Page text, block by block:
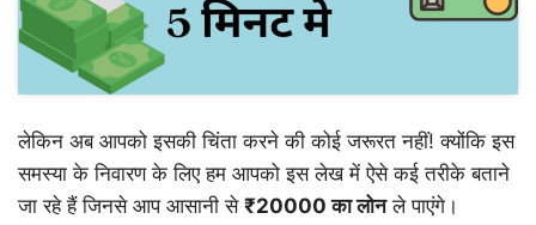
लेकिन अब आपको इसकी चिंता करने की कोई जरूरत नहीं! क्योंकि इस
समस्या के निवारण के लिए हम आपको इस लेख में ऐसे कई तरीके बताने
जा रहे हैं जिनसे आप आसानी से ₹20000का लोनले पाएंगे।